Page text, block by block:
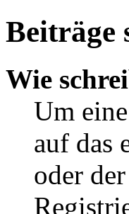
Beiträge
Wie
Um
auf das
oder